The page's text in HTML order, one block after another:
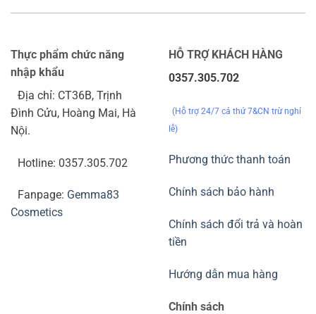
Thực phẩm chức năng
nhập khẩu
Địa chỉ: CT36B, Trịnh
Đình Cửu, Hoàng Mai, Hà
Nội.
Hotline: 0357.305.702
Fanpage: Gemma83
Cosmetics
HỖ TRỢ KHÁCH HÀNG
0357.305.702
(Hỗ trợ 24/7 cả thứ 7&CN trừ nghỉ
lễ)
Phương thức thanh toán
Chính sách bảo hành
Chính sách đổi trả và hoàn
tiền
Hướng dẫn mua hàng
Chính sách